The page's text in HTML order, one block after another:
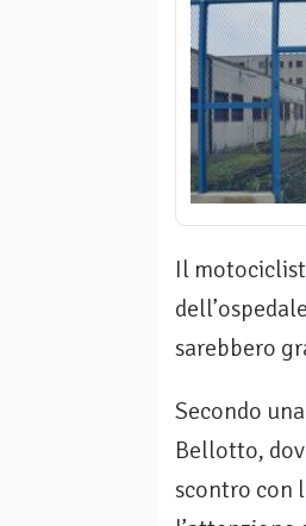
Il
sarebbero
Secondo
Bellotto,
scontro con